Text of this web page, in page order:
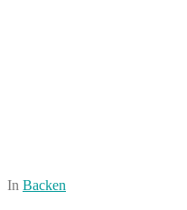
In Backen